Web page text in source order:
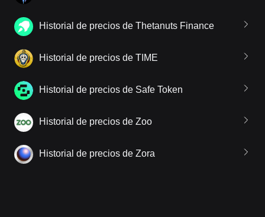
Historial de precios de Thetanuts Finance
Historial de precios de TIME
Historial de precios de Safe Token
Historial de precios de Zoo
Historial de precios de Zora